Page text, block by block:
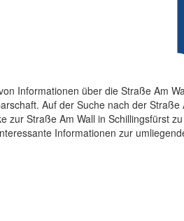
Informationen über die Straße Am
Auf der Suche nach der
zur Straße Am Wall in Schillingsfürst
Informationen zur